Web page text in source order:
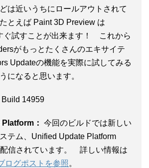
は近いうちにロールアウトされて
えば Paint 3D Preview は
ぐ試すことが出来ます！ これから
がもっとたくさんのエキサイテ
Updateの機能を実際に試してみる
になると思います。
14959
： 今回のビルドでは新しい
テム、Unified Update Platform
信されています。 詳しい情報は
ログポストを参照 。